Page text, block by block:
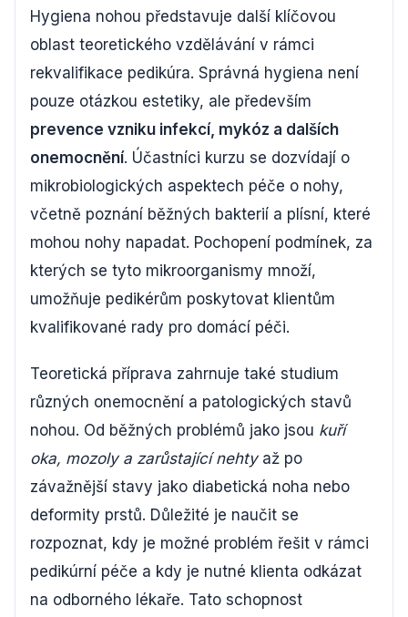
Hygiena nohou představuje další klíčovou
oblast teoretického vzdělávání v rámci
rekvalifikace pedikúra. Správná hygiena není
pouze otázkou estetiky, ale především
prevence vzniku infekcí, mykóz a dalších
onemocnění. Účastníci kurzu se dozvídají o
mikrobiologických aspektech péče o nohy,
včetně poznání běžných bakterií a plísní, které
mohou nohy napadat. Pochopení podmínek, za
kterých se tyto mikroorganismy množí,
umožňuje pedikérům poskytovat klientům
kvalifikované rady pro domácí péči.
Teoretická příprava zahrnuje také studium
různých onemocnění a patologických stavů
nohou. Od běžných problémů jako jsou kuří
oka, mozoly a zarůstající nehtyaž po
závažnější stavy jako diabetická noha nebo
deformity prstů. Důležité je naučit se
rozpoznat, kdy je možné problém řešit v rámci
pedikúrní péče a kdy je nutné klienta odkázat
na odborného lékaře. Tato schopnost